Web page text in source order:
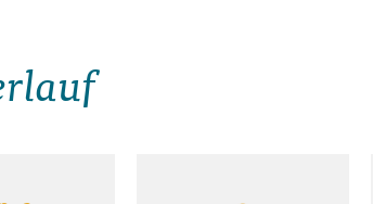
in Lombok today on a village tour and rice